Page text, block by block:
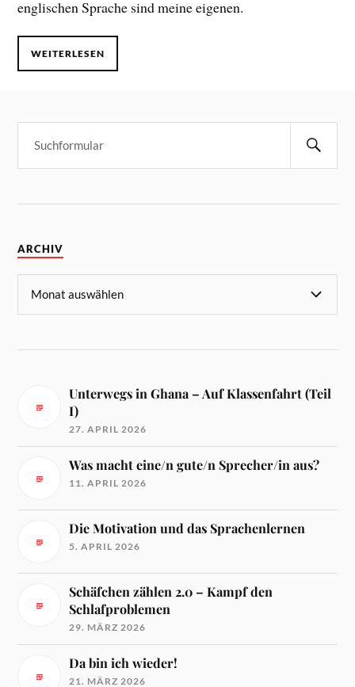
englischen Sprache sind meine eigenen.
WEITERLESEN
ARCHIV
Unterwegs in Ghana – Auf Klassenfahrt (Teil
I)
27. APRIL 2026
Was macht eine/n gute/n Sprecher/in aus?
11. APRIL 2026
Die Motivation und das Sprachenlernen
5. APRIL 2026
Schäfchen zählen 2.0 – Kampf den
Schlafproblemen
29. MÄRZ 2026
Da bin ich wieder!
21. MÄRZ 2026